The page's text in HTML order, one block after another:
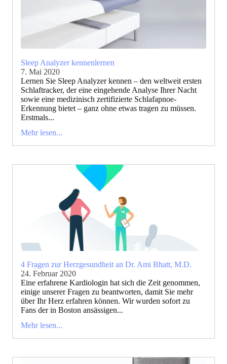
Sleep Analyzer kennenlernen
7. Mai 2020
Lernen Sie Sleep Analyzer kennen – den weltweit ersten
Schlaftracker, der eine eingehende Analyse Ihrer Nacht
sowie eine medizinisch zertifizierte Schlafapnoe-
Erkennung bietet – ganz ohne etwas tragen zu müssen.
Erstmals...
Mehr lesen...
4 Fragen zur Herzgesundheit an Dr. Ami Bhatt, M.D.
24. Februar 2020
Eine erfahrene Kardiologin hat sich die Zeit genommen,
einige unserer Fragen zu beantworten, damit Sie mehr
über Ihr Herz erfahren können. Wir wurden sofort zu
Fans der in Boston ansässigen...
Mehr lesen...